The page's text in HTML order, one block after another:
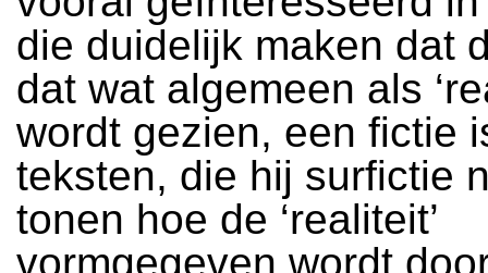
die duidelijk maken dat
dat wat algemeen als
wordt gezien, een fictie
teksten, die hij surfictie
tonen hoe de ‘realiteit’
vormgegeven wordt